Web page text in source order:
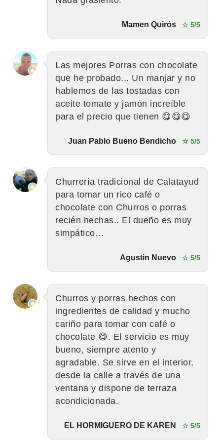
Mamen Quirós ☆ 5/5
Las mejores Porras con chocolate
que he probado... Un manjar y no
hablemos de las tostadas con
aceite tomate y jamón increíble
para el precio que tienen 😋😋😋
Juan Pablo Bueno Bendicho ☆ 5/5
Churrería tradicional de Calatayud
para tomar un rico café o
chocolate con Churros o porras
recién hechas.. El dueño es muy
simpático…
Agustin Nuevo ☆ 5/5
Churros y porras hechos con
ingredientes de calidad y mucho
cariño para tomar con café o
chocolate 😋. El servicio es muy
bueno, siempre atento y
agradable. Se sirve en el interior,
desde la calle a través de una
ventana y dispone de terraza
acondicionada.
EL HORMIGUERO DE KAREN ☆ 5/5